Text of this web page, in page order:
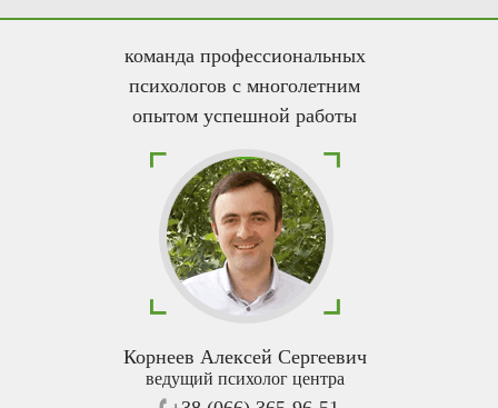
команда профессиональных
психологов с многолетним
опытом успешной работы
Корнеев Алексей Сергеевич
ведущий психолог центра